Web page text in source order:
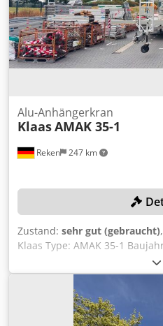
385/95R 24, Profil vorn 21mm
und weiter Bilder gern auf
stellt kein verbindliches
beinhalten, keine Gewähr auf
Reken 247 km
Alu-Anhängerkran
KlaasAMAK 35-1
Zustand: sehr gut (gebraucht)
Klaas Type: AMAK 35-1
20174113 Betriebsst.: 1726
kg Details: • Vollhydraulische
alle Kranfunktionen unter
Klappspitze •
Aszpw Nxsmzsha